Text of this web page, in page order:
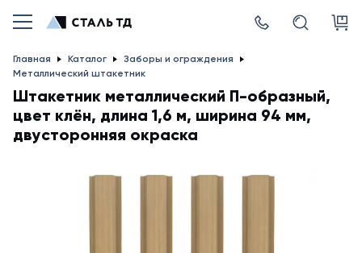
Главная Каталог
Заборы и ограждения
Металлический штакетник
Штакетник металлический П-образный,
цвет клён, длина 1,6 м, ширина 94 мм,
двусторонняя окраска